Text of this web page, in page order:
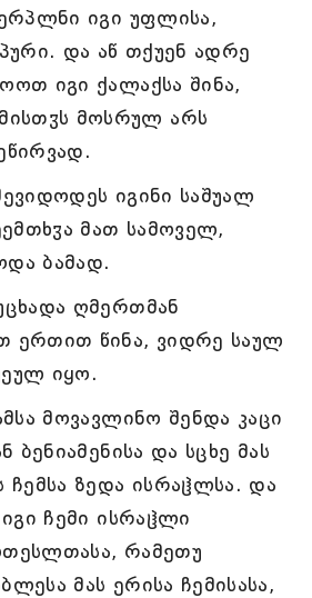
იგი უფლისა,
და აწ თქუენ ადრე
იგი ქალაქსა შინა,
მოსრულ არს
იგინი საშუალ
მათ სამოველ,
ბამად.
ღმერთმან
ერთით წინა, ვიდრე საულ
იყო.
მოვავლინო შენდა კაცი
ბენიამენისა და სცხე მას
ჩემსა ზედა ისრაჱლსა. და
ჩემი ისრაჱლი
რამეთუ
მას ერისა ჩემისასა,